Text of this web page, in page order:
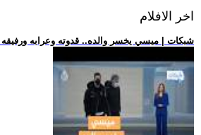
اخر الافلام
.. شبكات | ميسي يخسر والده.. قدوته وعرابه ورفيقه